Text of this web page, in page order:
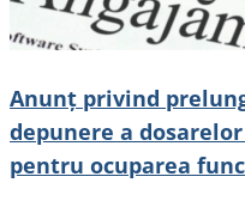
Anunț privind
depunere a
pentru ocuparea